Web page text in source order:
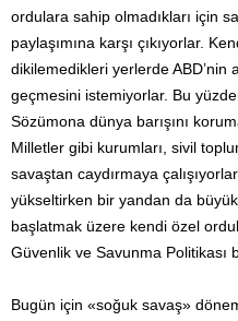
ordulara sahip olmadıkları için
paylaşımına karşı çıkıyorlar.
dikilemedikleri yerlerde
geçmesini istemiyorlar. Bu
Sözümona dünya barışını
Milletler gibi kurumları, sivil
savaştan caydırmaya
yükseltirken bir yandan da
başlatmak üzere kendi özel
Güvenlik ve Savunma Politikası
Bugün için «soğuk savaş»